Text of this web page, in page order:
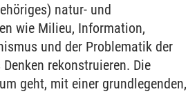
natur- und
wie Milieu, Information,
und der Problematik der
rekonstruieren. Die
geht, mit einer grundlegenden,